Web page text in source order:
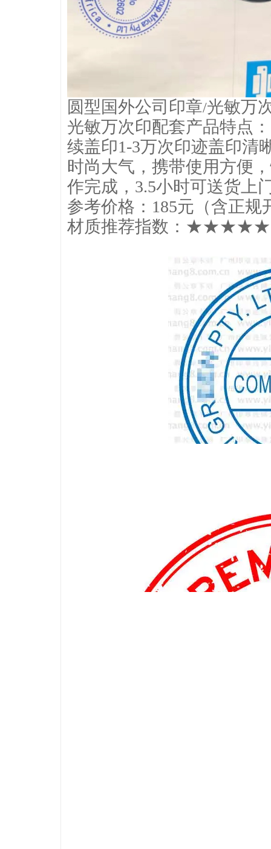
圆型国外公司印章/光敏万
光敏万次印配套产品特点：
续盖印1-3万次印迹盖印清
时尚大气，携带使用方便
作完成，3.5小时可送货上
参考价格：185元（含正规
材质推荐指数：★★★★★